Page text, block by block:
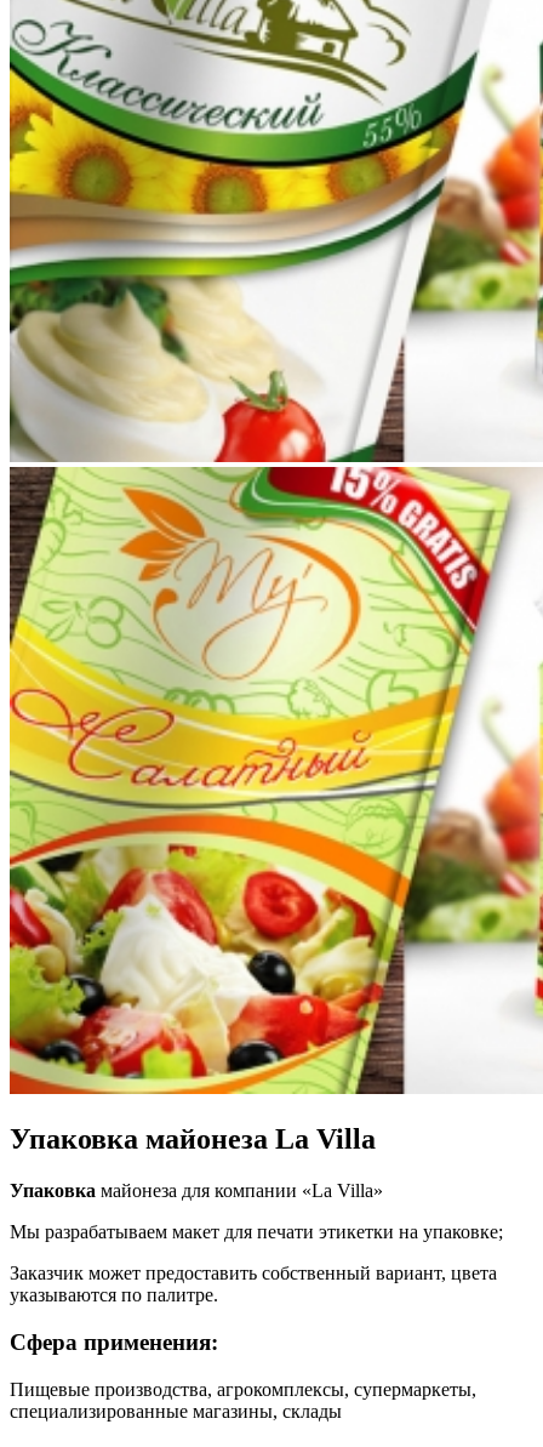
Упаковка майонеза La Villa
Упаковка майонеза для компании «La Villa»
Мы разрабатываем макет для печати этикетки на упаковке;
Заказчик может предоставить собственный вариант, цвета
указываются по палитре.
Сфера применения:
Пищевые производства, агрокомплексы, супермаркеты,
специализированные магазины, склады